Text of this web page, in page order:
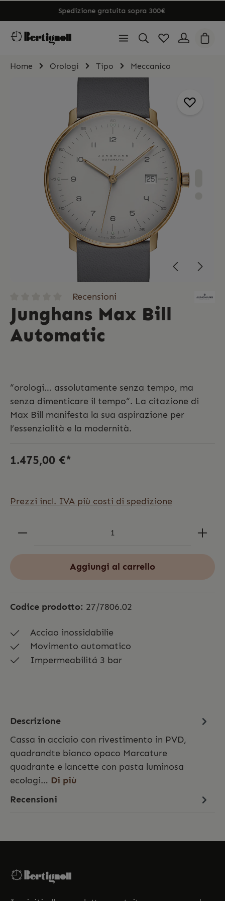
Spedizione gratuita sopra 300€
Home Orologi Tipo Meccanico
Recensioni
Junghans Max Bill
Automatic
“orologi… assolutamente senza tempo, ma
senza dimenticare il tempo“. La citazione di
Max Bill manifesta la sua aspirazione per
l’essenzialità e la modernità.
1.475,00 €*
Prezzi incl. IVA più costi di spedizione
Aggiungi al carrello
Codice prodotto: 27/7806.02
Acciao inossidabilie
Movimento automatico
Impermeabilitá 3 bar
Descrizione
Cassa in acciaio con rivestimento in PVD,
quadrandte bianco opaco Marcature
quadrante e lancette con pasta luminosa
ecologi… Di più
Recensioni